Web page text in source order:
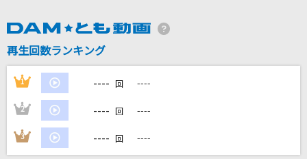
I LOVE YOU
DAMの新曲・ランキングなど
再生回数ランキング
1 ---- 回 ----
2 ---- 回 ----
3 ---- 回 ----